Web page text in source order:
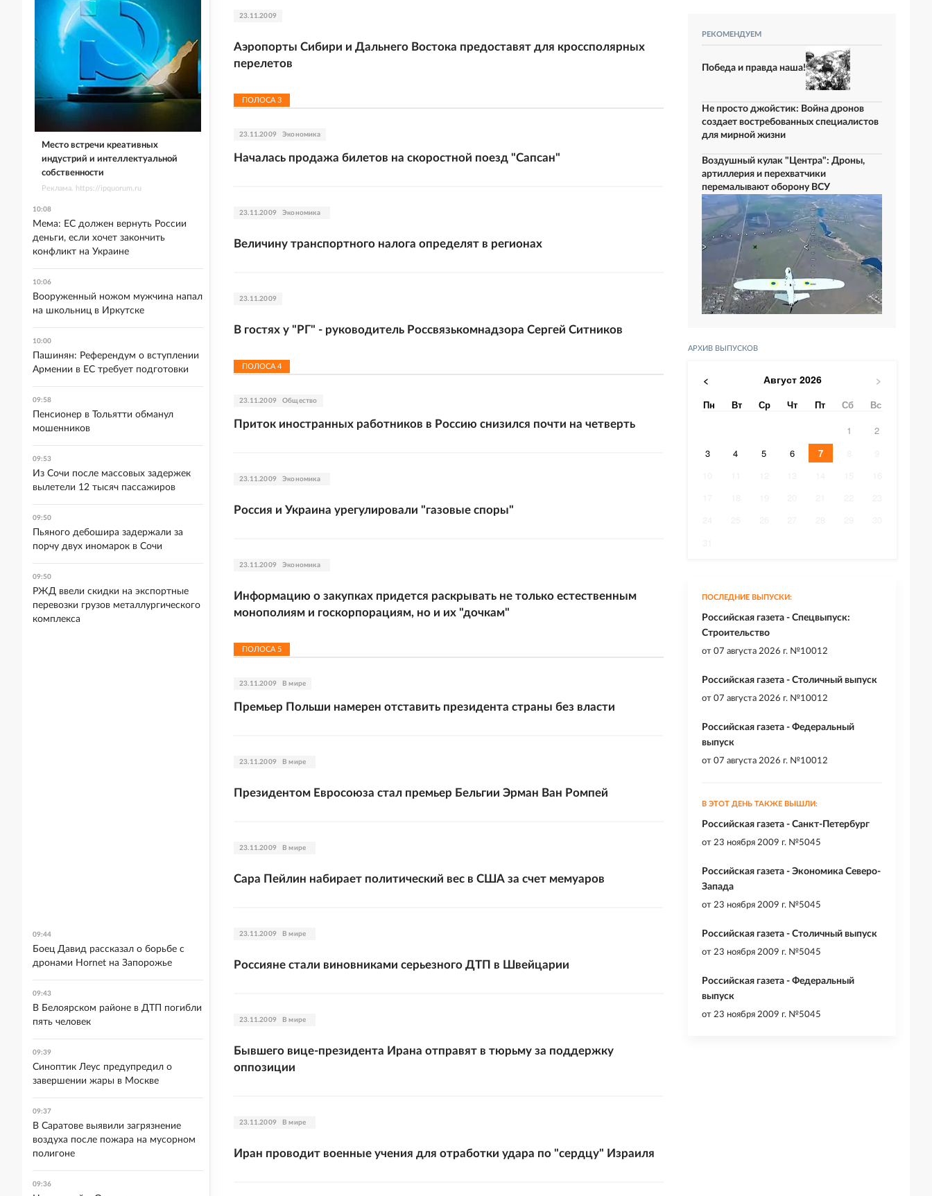
23.11.2009
Аэропорты Сибири и Дальнего Востока предоставят для кроссполярных
перелетов
ПОЛОСА 3
23.11.2009 Экономика
Началась продажа билетов на скоростной поезд "Сапсан"
23.11.2009 Экономика
Величину транспортного налога определят в регионах
23.11.2009
В гостях у "РГ" - руководитель Россвязькомнадзора Сергей Ситников
ПОЛОСА 4
23.11.2009 Общество
Приток иностранных работников в Россию снизился почти на четверть
23.11.2009 Экономика
Россия и Украина урегулировали "газовые споры"
23.11.2009 Экономика
Информацию о закупках придется раскрывать не только естественным
монополиям и госкорпорациям, но и их "дочкам"
ПОЛОСА 5
23.11.2009 В мире
Премьер Польши намерен отставить президента страны без власти
23.11.2009 В мире
Президентом Евросоюза стал премьер Бельгии Эрман Ван Ромпей
23.11.2009 В мире
Сара Пейлин набирает политический вес в США за счет мемуаров
23.11.2009 В мире
Россияне стали виновниками серьезного ДТП в Швейцарии
23.11.2009 В мире
Бывшего вице-президента Ирана отправят в тюрьму за поддержку
оппозиции
23.11.2009 В мире
Иран проводит военные учения для отработки удара по "сердцу" Израиля
РЕКОМЕНДУЕМ
Победа и правда наша!
Не просто джойстик: Война дронов
создает востребованных специалистов
для мирной жизни
Воздушный кулак "Центра": Дроны,
артиллерия и перехватчики
перемалывают оборону ВСУ
АРХИВ ВЫПУСКОВ
< Август 2026 >
Пн Вт Ср Чт Пт Сб
Вс
1
2
3
4 5 6 7
ПОСЛЕДНИЕ ВЫПУСКИ:
Российская газета - Спецвыпуск:
Строительство
от 07 августа 2026 г. №10012
Российская газета - Столичный выпуск
от 07 августа 2026 г. №10012
Российская газета - Федеральный
выпуск
от 07 августа 2026 г. №10012
В ЭТОТ ДЕНЬ ТАКЖЕ ВЫШЛИ:
Российская газета - Санкт-Петербург
от 23 ноября 2009 г. №5045
Российская газета - Экономика Северо-
Запада
от 23 ноября 2009 г. №5045
Российская газета - Столичный выпуск
от 23 ноября 2009 г. №5045
Российская газета - Федеральный
выпуск
от 23 ноября 2009 г. №5045
Место встречи креативных
индустрий и интеллектуальной
собственности
Реклама. https://ipquorum.ru
10:08
Мема: ЕС должен вернуть России
деньги, если хочет закончить
конфликт на Украине
10:06
Вооруженный ножом мужчина напал
на школьниц в Иркутске
10:00
Пашинян: Референдум о вступлении
Армении в ЕС требует подготовки
09:58
Пенсионер в Тольятти обманул
мошенников
09:53
Из Сочи после массовых задержек
вылетели 12 тысяч пассажиров
09:50
Пьяного дебошира задержали за
порчу двух иномарок в Сочи
09:50
РЖД ввели скидки на экспортные
перевозки грузов металлургического
комплекса
09:44
Боец Давид рассказал о борьбе с
дронами Hornet на Запорожье
09:43
В Белоярском районе в ДТП погибли
пять человек
09:39
Синоптик Леус предупредил о
завершении жары в Москве
09:37
В Саратове выявили загрязнение
воздуха после пожара на мусорном
полигоне
09:36